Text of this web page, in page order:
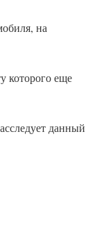
на
которого еще
данный